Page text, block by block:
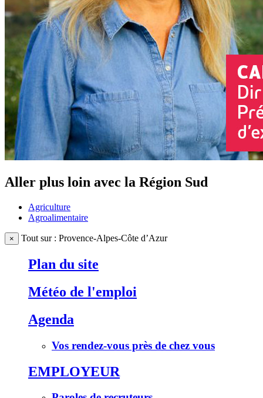
Aller plus loin avec la Région Sud
Agriculture
Agroalimentaire
× Tout sur : Provence-Alpes-Côte d’Azur
Plan du site
Météo de l'emploi
Agenda
Vos rendez-vous près de chez vous
EMPLOYEUR